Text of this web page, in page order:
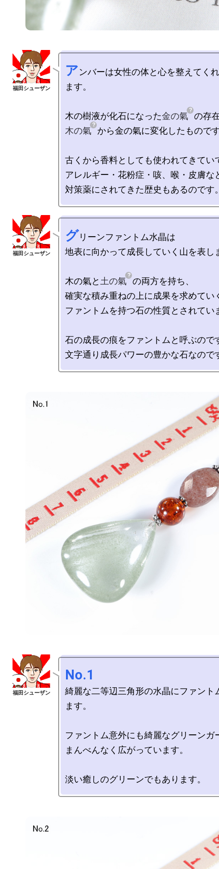
アンバーは女性の体と心を整えてく
ます。
木の樹液が化石になった金の氣
木の氣 から金の氣に変化したもので
古くから香料としても使われてきてい
アレルギー・花粉症・咳、喉・皮膚な
グリーンファントム水晶は
地表に向かって成長していく山を表し
木の氣と 土の氣 の両方を持ち、
確実な積み重ねの上に成果を求めてい
ファントムを持つ石の性質とされてい
石の成長の痕をファントムと呼ぶので
No.1
綺麗な二等辺三角形の水晶にファント
ます。
ファントム意外にも綺麗なグリーンガ
まんべんなく広がっています。